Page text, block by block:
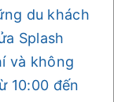
du khách
Splash
và không
10:00 đến